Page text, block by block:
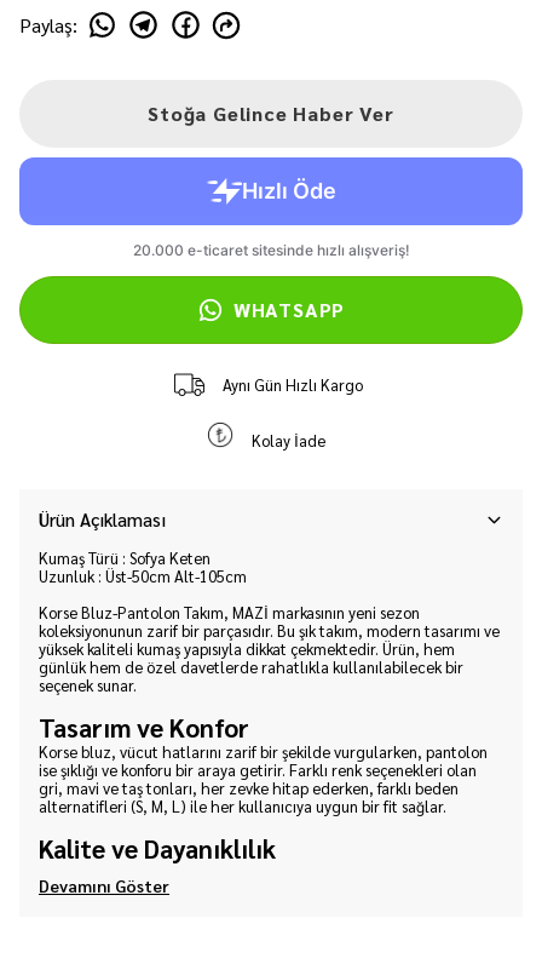
Paylaş:
Stoğa Gelince Haber Ver
WHATSAPP
Aynı Gün Hızlı Kargo
Kolay İade
Ürün Açıklaması
Kumaş Türü : Sofya Keten
Uzunluk : Üst-50cm Alt-105cm
Korse Bluz-Pantolon Takım, MAZİ markasının yeni sezon
koleksiyonunun zarif bir parçasıdır. Bu şık takım, modern tasarımı ve
yüksek kaliteli kumaş yapısıyla dikkat çekmektedir. Ürün, hem
günlük hem de özel davetlerde rahatlıkla kullanılabilecek bir
seçenek sunar.
Tasarım ve Konfor
Korse bluz, vücut hatlarını zarif bir şekilde vurgularken, pantolon
ise şıklığı ve konforu bir araya getirir. Farklı renk seçenekleri olan
gri, mavi ve taş tonları, her zevke hitap ederken, farklı beden
alternatifleri (S, M, L) ile her kullanıcıya uygun bir fit sağlar.
Kalite ve Dayanıklılık
Devamını Göster